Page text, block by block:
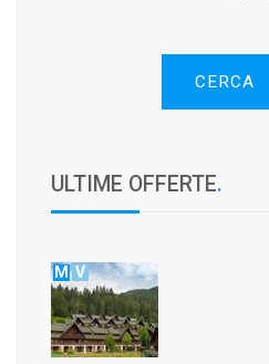
CERCA
ULTIME OFFERTE.
M V